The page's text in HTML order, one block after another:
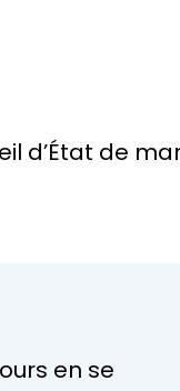
d’État de
en se